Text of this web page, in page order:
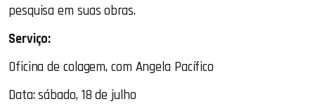
pesquisa em suas obras.
Serviço:
Oficina de colagem, com Angela Pacífico
Data: sábado, 18 de julho